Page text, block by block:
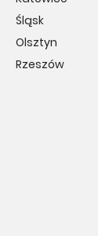
Śląsk
Olsztyn
Rzeszów